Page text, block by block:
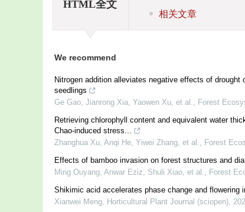
HTML全文
相关文章
We recommend
Nitrogen addition alleviates negative effects of
seedlings
Ge Gao, Jianrong Xia, Yaowen Xu, et al., Forest
Retrieving chlorophyll content and equivalent water
Chao-induced stress...
Zhanghua Xu, Anqi He, Yiwei Zhang, et al., Forest
Effects of bamboo invasion on forest structures and
Ming Ouyang, Anwar Eziz, Shuli Xiao, et al., Forest
Shikimic acid accelerates phase change and flowering
Xianwei Meng, Horticultural Plant Journal (sciopen),